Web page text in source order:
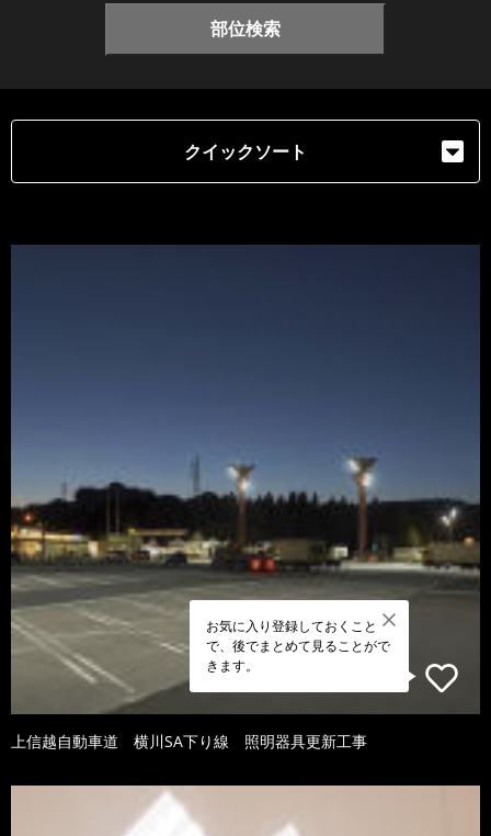
部位検索
クイックソート
お気に入り登録しておくこと
で、後でまとめて見ることがで
きます。
上信越自動車道 横川SA下り線 照明器具更新工事